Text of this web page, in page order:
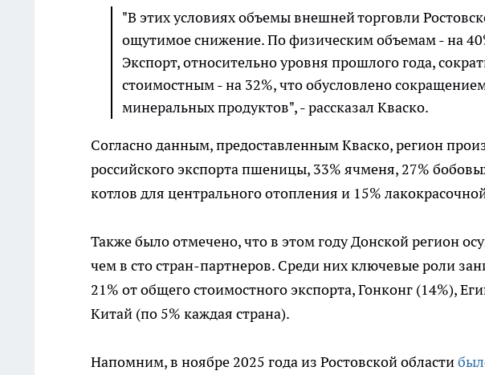
"В этих условиях объемы внешней торговли
ощутимое снижение. По физическим объемам - на
Экспорт, относительно уровня прошлого года,
стоимостным - на 32%, что обусловлено
минеральных продуктов", - рассказал Кваско.
Согласно данным, предоставленным Кваско, регион
российского экспорта пшеницы, 33% ячменя, 27%
котлов для центрального отопления и 15%
Также было отмечено, что в этом году Донской регион
чем в сто стран-партнеров. Среди них ключевые роли
21% от общего стоимостного экспорта, Гонконг (14%),
Китай (по 5% каждая страна).
Напомним, в ноябре 2025 года из Ростовской области